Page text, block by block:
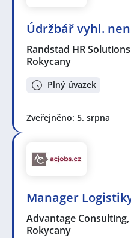
Údržbář vyhl.
Randstad HR
Rokycany
Plný úvazek
Zveřejněno: 5. srpna
Manager
Advantage
Rokycany